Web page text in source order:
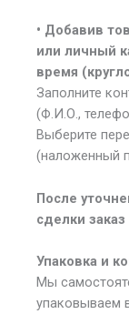
• Добавив
или личный
время
Заполните
(Ф.И.О.,
Выберите
(наложенный
После
сделки
Упаковка и
Мы
упаковываем